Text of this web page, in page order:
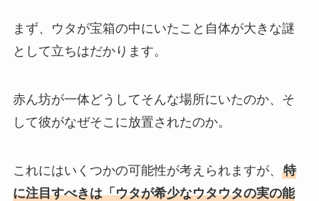
まず、ウタが宝箱の中にいたこと自体が大きな謎
として立ちはだかります。
赤ん坊が一体どうしてそんな場所にいたのか、そ
して彼がなぜそこに放置されたのか。
これにはいくつかの可能性が考えられますが、 特
に注目すべきは「ウタが希少なウタウタの実の能